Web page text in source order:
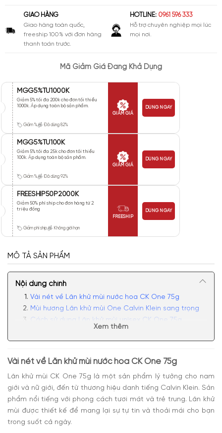
GIAO HÀNG
Giao hàng toàn quốc,
freeship 100% với đơn hàng
thanh toán trước.
HOTLINE: 0961 596 333
Hỗ trợ chuyên nghiệp mọi lúc
mọi nơi.
Mã Giảm Giá Đang Khả Dụng
MGG5%TU1000K
Giảm 5% tối đa 200k cho đơn tối thiểu
1000k. Áp dụng toàn bộ sản phẩm.
Giảm % Đã dùng 82%
GIẢM GIÁ
DÙNG NGAY
MGG5%TU100K
Giảm 5% tối đa 25k cho đơn tối thiểu
100k. Áp dụng toàn bộ sản phẩm.
Giảm % Đã dùng 92%
GIẢM GIÁ
DÙNG NGAY
FREESHIP50P2000K
Giảm 50% phí ship cho đơn hàng từ 2
triệu đồng
Giảm phí ship Không giới hạn
FREESHIP
DÙNG NGAY
MÔ TẢ SẢN PHẨM
Nội dung chính
Vài nét về Lăn khử mùi nước hoa CK One 75g
Mùi hương Lăn khử mùi One Calvin Klein sang trọng
Cách sử dụng Lăn khử mùi unisex CK One 75g
Xem thêm
Vài nét về Lăn khử mùi nước hoa CK One 75g
Lăn khử mùi CK One 75g là một sản phẩm lý tưởng cho nam
giới và nữ giới, đến từ thương hiệu danh tiếng Calvin Klein. Sản
phẩm nổi tiếng với phong cách tươi mát và trẻ trung. Lăn khử
mùi được thiết kế để mang lại sự tự tin và thoải mái cho bạn
trong suốt cả ngày.